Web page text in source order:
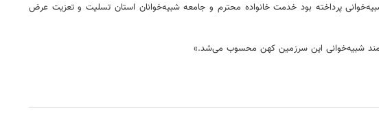
پرداخته بود خدمت خانواده محترم و جامعه شبیه‌خوانان استان تسلیت و تعزیت عرض
شبیه‌خوانی این سرزمین کهن محسوب می‌شد.»